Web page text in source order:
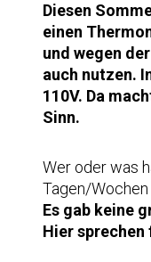
Diesen
einen
und wegen
auch nutzen.
110V. Da
Sinn.
Wer oder was
Tagen/
Es gab keine
Hier